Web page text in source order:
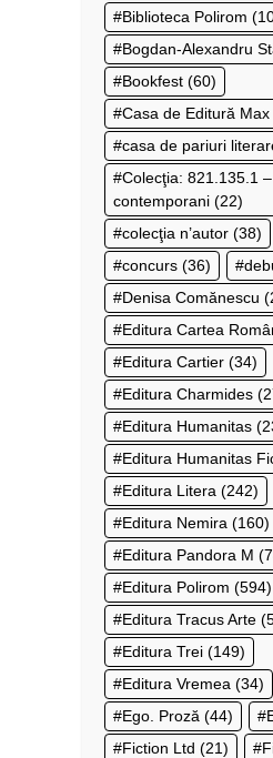
Biblioteca Polirom
Bogdan-Alexandru
Bookfest (60)
Casa de Editură
casa de pariuri
Colecţia: 821.135.1
contemporani (22)
colecţia n’autor (38)
concurs (36)
Denisa Comănescu
Editura Cartea
Editura Cartier (34)
Editura Charmides
Editura Humanitas
Editura Humanitas
Editura Litera (242)
Editura Nemira (160)
Editura Pandora M
Editura Polirom (594)
Editura Tracus Arte
Editura Trei (149)
Editura Vremea (34)
Ego. Proză (44)
Fiction Ltd (21)